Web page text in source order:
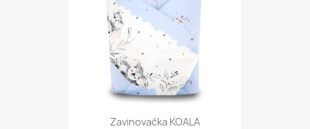
Zavinovačka KOALA